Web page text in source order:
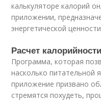
калькуляторе калорий
приложении,
энергетической
Расчет
Программа, которая
насколько питательной
приложение призвано
стремятся похудеть,